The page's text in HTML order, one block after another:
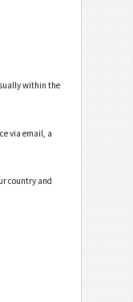
within the
via email, a
country and